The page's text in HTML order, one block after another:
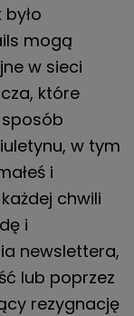
było
s mogą
w sieci
które
w tym
i
chwili
i
newslettera,
lub poprzez
rezygnację